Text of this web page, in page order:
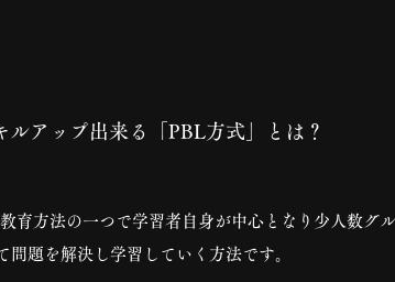
ルアップ出来る「PBL方式」とは？
育方法の一つで学習者自身が中心となり少人数グ
問題を解決し学習していく方法です。